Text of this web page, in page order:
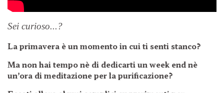
Sei curioso...?
La primavera è un momento in cui ti senti stanco?
Ma non hai tempo nè di dedicarti un week endnè
un’ora di meditazione per la purificazione?